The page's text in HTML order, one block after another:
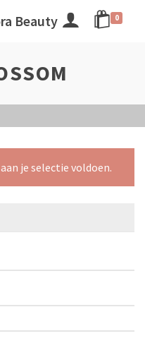
Beauty 0
je selectie voldoen.